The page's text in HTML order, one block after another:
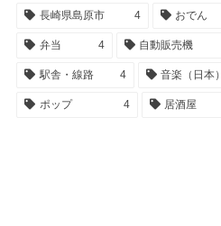
長崎県島原市 4 おでん
弁当 4 自動販売機
駅舎・線路 4 音楽（日本）
ポップ 4 居酒屋